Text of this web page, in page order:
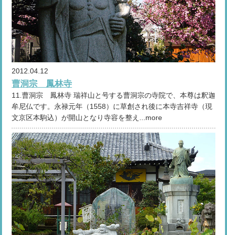
2012.04.12
曹洞宗 鳳林寺
11.曹洞宗 鳳林寺 瑞祥山と号する曹洞宗の寺院で、本尊は釈迦
牟尼仏です。永禄元年（1558）に草創され後に本寺吉祥寺（現
文京区本駒込）が開山となり寺容を整え...more